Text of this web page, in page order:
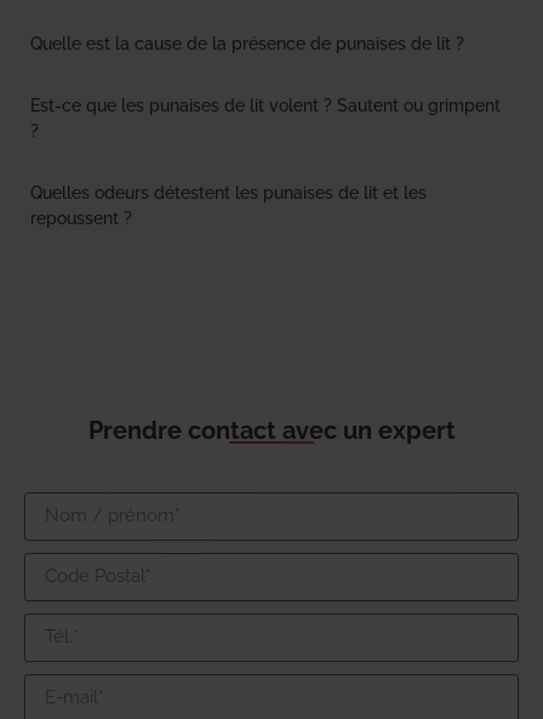
Quelle est la cause de la présence de punaises de lit ?
Est-ce que les punaises de lit volent ? Sautent ou grimpent
?
Quelles odeurs détestent les punaises de lit et les
repoussent ?
Prendre contact avec un expert